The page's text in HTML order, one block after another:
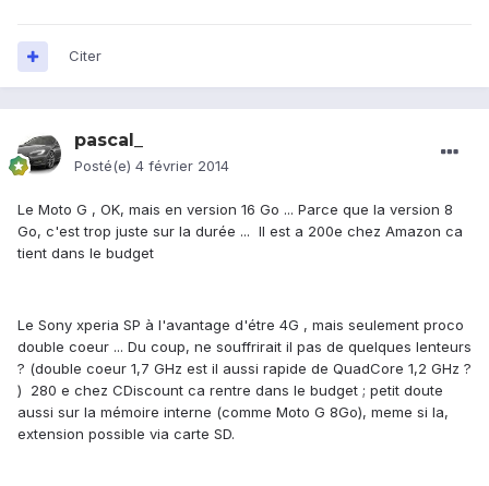
Citer
pascal_
Posté(e) 4 février 2014
Le Moto G , OK, mais en version 16 Go ... Parce que la version 8
Go, c'est trop juste sur la durée ... Il est a 200e chez Amazon ca
tient dans le budget
Le Sony xperia SP à l'avantage d'étre 4G , mais seulement proco
double coeur ... Du coup, ne souffrirait il pas de quelques lenteurs
? (double coeur 1,7 GHz est il aussi rapide de QuadCore 1,2 GHz ?
) 280 e chez CDiscount ca rentre dans le budget ; petit doute
aussi sur la mémoire interne (comme Moto G 8Go), meme si la,
extension possible via carte SD.